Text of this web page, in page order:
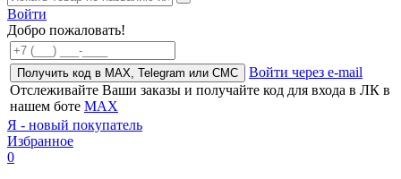
Войти
Добро пожаловать!
Получить код в MAX, Telegram или СМС
Войти через e-mail
Отслеживайте Ваши заказы и получайте код для входа в ЛК в
нашем боте MAX
Я - новый покупатель
Избранное
0